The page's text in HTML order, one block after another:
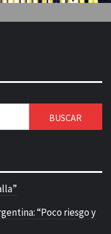
“Poco riesgo y